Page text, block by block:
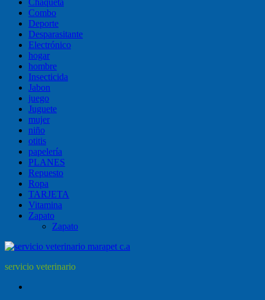
Combo
Deporte
Desparasitante
Electrónico
hogar
hombre
Insecticida
Jabon
juego
Juguete
mujer
niño
otitis
papelería
PLANES
Repuesto
Ropa
TARJETA
Vitamina
Zapato
Zapato
servicio veterinario